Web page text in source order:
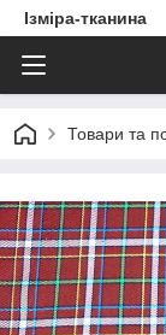
Ізміра-тканина
Товари та